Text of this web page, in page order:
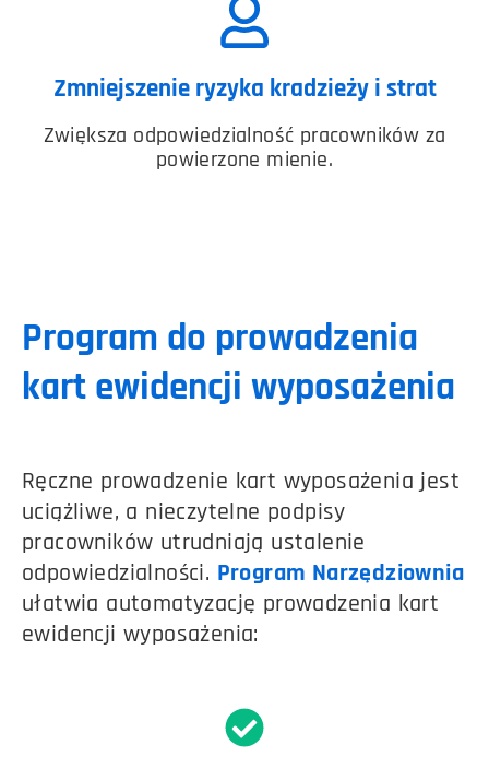
Zmniejszenie ryzyka kradzieży i strat
Zwiększa odpowiedzialność pracowników za
powierzone mienie.
Program do prowadzenia
kart ewidencji wyposażenia
Ręczne prowadzenie kart wyposażenia jest
uciążliwe, a nieczytelne podpisy
pracowników utrudniają ustalenie
odpowiedzialności. Program Narzędziownia
ułatwia automatyzację prowadzenia kart
ewidencji wyposażenia: